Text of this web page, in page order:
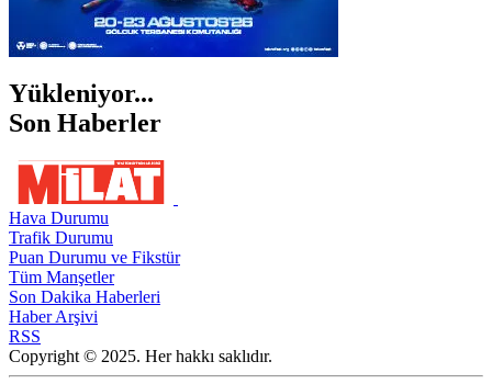
Yükleniyor...
Son Haberler
Hava Durumu
Trafik Durumu
Puan Durumu ve Fikstür
Tüm Manşetler
Son Dakika Haberleri
Haber Arşivi
RSS
Copyright © 2025. Her hakkı saklıdır.